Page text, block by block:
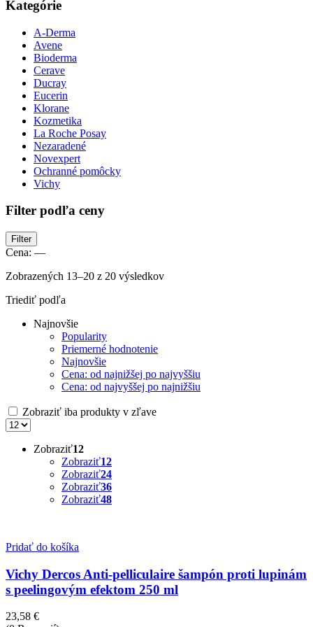
Kategórie
A-Derma
Avene
Bioderma
Cerave
Ducray
Eucerin
Klorane
Kozmetika
La Roche Posay
Nezaradené
Novexpert
Ochranné pomôcky
Vichy
Filter podľa ceny
Minimálna
cena
Maximálna
cena
Filter
Cena: —
Zobrazených 13–20 z 20 výsledkovZoradené
Triediť podľa
Najnovšie
Popularity
Priemerné hodnotenie
Najnovšie
Cena: od najnižšej po najvyššiu
Cena: od najvyššej po najnižšiu
Zobraziť iba produkty v zľave
Zobraziť12
Zobraziť12
Zobraziť24
Zobraziť36
Zobraziť48
Pridať do košíka
Vichy Dercos Anti-pelliculaire šampón proti lupinám
s peelingovým efektom 250 ml
23,58 €